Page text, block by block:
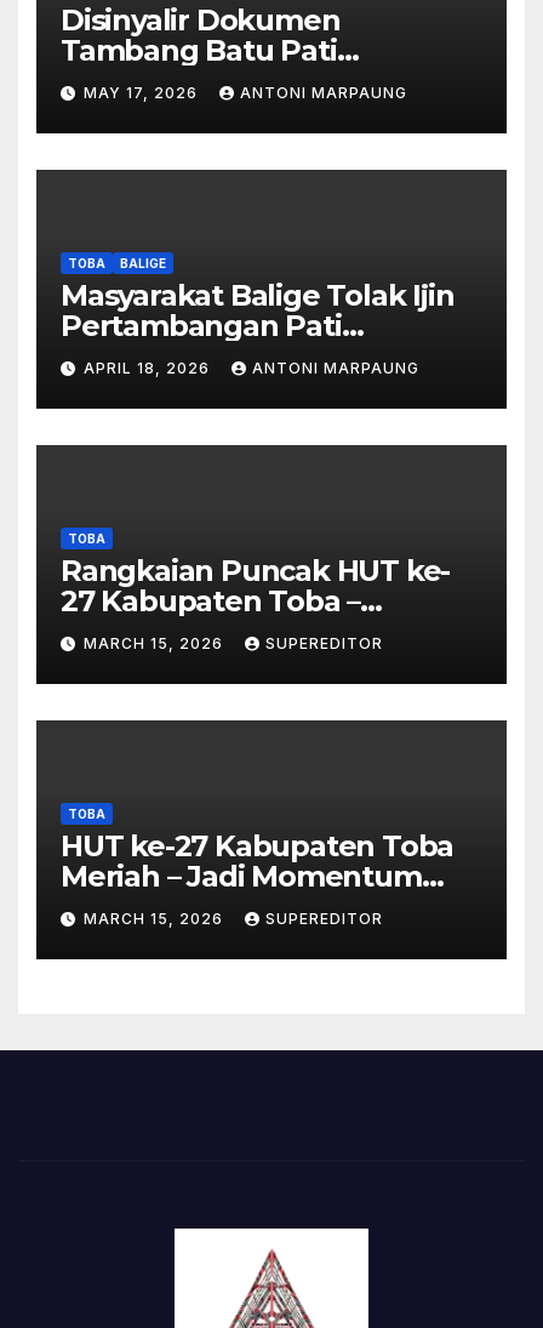
Disinyalir Dokumen
Tambang Batu Pati
Simanjuntak Palsu – Jerry
Manurung : Tambang Tidak
Berada Di DTA – Frengki
Pardede : Kami Tidak Miliki
Dipalsukan
MAY 17, 2026 ANTONI MARPAUNG
TOBA BALIGE
Masyarakat Balige Tolak Ijin
Pertambangan Pati
Simanjuntak – btc Akan
Investigasi Proses Perijinan
APRIL 18, 2026 ANTONI MARPAUNG
TOBA
Rangkaian Puncak HUT ke-
27 Kabupaten Toba –
Panjatkan Doa Untuk
Kesejahteraan
MARCH 15, 2026 SUPEREDITOR
TOBA
HUT ke-27 Kabupaten Toba
Meriah – Jadi Momentum
Perkuat Sinergi
Pembangunan Kawasan
Danau Toba
MARCH 15, 2026 SUPEREDITOR